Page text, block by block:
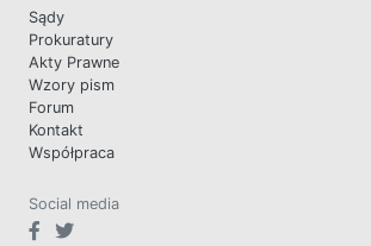
Sądy
Prokuratury
Akty Prawne
Wzory pism
Forum
Kontakt
Współpraca
Social media